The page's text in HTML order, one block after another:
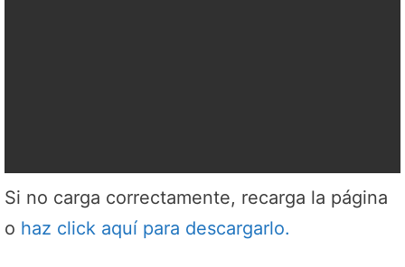
Si no carga correctamente, recarga la página
o haz click aquí para descargarlo.